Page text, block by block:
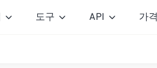
도구 API 가격